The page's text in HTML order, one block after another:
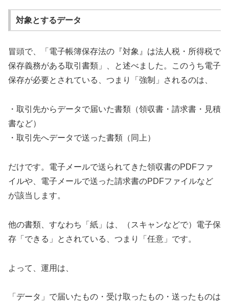
対象とするデータ
冒頭で、「電子帳簿保存法の『対象』は法人税・所得税で
保存義務がある取引書類」、と述べました。このうち電子
保存が必要とされている、つまり「強制」されるのは、
・取引先からデータで届いた書類（領収書・請求書・見積
書など）
・取引先へデータで送った書類（同上）
だけです。電子メールで送られてきた領収書のPDFファ
イルや、電子メールで送った請求書のPDFファイルなど
が該当します。
他の書類、すなわち「紙」は、（スキャンなどで）電子保
存「できる」とされている、つまり「任意」です。
よって、運用は、
「データ」で届いたもの・受け取ったもの・送ったものは